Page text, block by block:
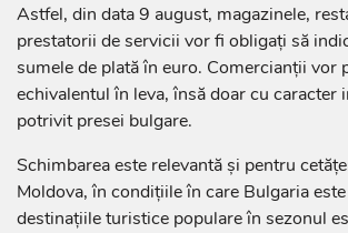
Astfel, din data 9 august, magazinele,
prestatorii de servicii vor fi obligați să
sumele de plată în euro. Comercianții vor
echivalentul în leva, însă doar cu caracter
potrivit presei bulgare.
Schimbarea este relevantă și pentru
Moldova, în condițiile în care Bulgaria
destinațiile turistice populare în sezonul